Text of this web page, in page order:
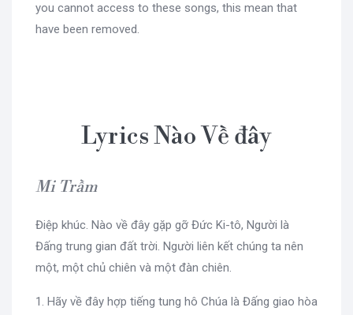
you cannot access to these songs, this mean that
have been removed.
Lyrics Nào Về đây
Mi Trầm
Điệp khúc. Nào về đây gặp gỡ Đức Ki-tô, Người là
Đấng trung gian đất trời. Người liên kết chúng ta nên
một, một chủ chiên và một đàn chiên.
1. Hãy về đây hợp tiếng tung hô Chúa là Đấng giao hòa